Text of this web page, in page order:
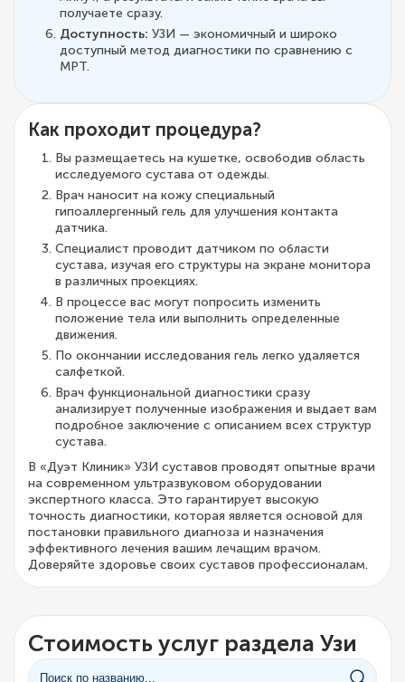
получаете сразу.
Доступность: УЗИ — экономичный и широко
доступный метод диагностики по сравнению с
МРТ.
Как проходит процедура?
Вы размещаетесь на кушетке, освободив область
исследуемого сустава от одежды.
Врач наносит на кожу специальный
гипоаллергенный гель для улучшения контакта
датчика.
Специалист проводит датчиком по области
сустава, изучая его структуры на экране монитора
в различных проекциях.
В процессе вас могут попросить изменить
положение тела или выполнить определенные
движения.
По окончании исследования гель легко удаляется
салфеткой.
Врач функциональной диагностики сразу
анализирует полученные изображения и выдает вам
подробное заключение с описанием всех структур
сустава.
В «Дуэт Клиник» УЗИ суставов проводят опытные врачи
на современном ультразвуковом оборудовании
экспертного класса. Это гарантирует высокую
точность диагностики, которая является основой для
постановки правильного диагноза и назначения
эффективного лечения вашим лечащим врачом.
Доверяйте здоровье своих суставов профессионалам.
Стоимость услуг раздела Узи